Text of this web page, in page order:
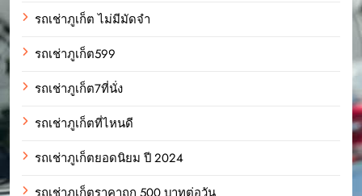
รถเช่าภูเก็ต ไม่มีมัดจำ
รถเช่าภูเก็ต599
รถเช่าภูเก็ต7ที่นั่ง
รถเช่าภูเก็ตที่ไหนดี
รถเช่าภูเก็ตยอดนิยม ปี 2024